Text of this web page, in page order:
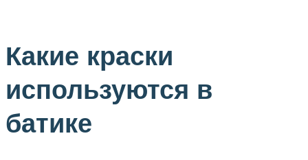
Какие краски
используются в
батике